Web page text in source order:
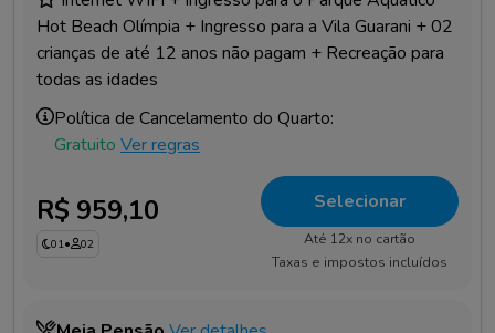
Hot Beach Olímpia + Ingresso para a Vila Guarani + 02
crianças de até 12 anos não pagam + Recreação para
todas as idades
Política de Cancelamento do Quarto:
Gratuito Ver regras
R$ 959,10
01• 02
Selecionar
Até 12x no cartão
Taxas e impostos incluídos